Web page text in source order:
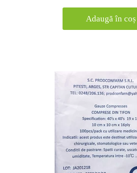
Adaugă în coș